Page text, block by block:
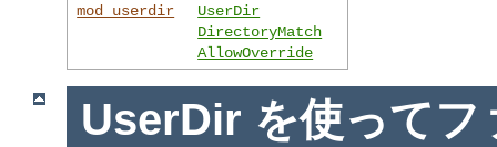
mod_userdir
UserDir
DirectoryMatch
AllowOverride
UserDir を使ってフ